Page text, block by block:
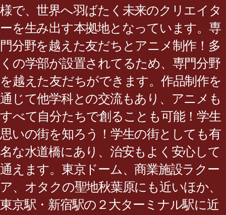
様で、世界へ羽ばたく未来のクリエイタ
ーを生み出す本拠地となっています。専
門分野を越えた友だちとアニメ制作！多
くの学部が設置されてるため、専門分野
を越えた友だちができます。作品制作を
通じて他学科との交流もあり、アニメも
すべて自分たちで創ることも可能！学生
思いの街を知ろう！学生の街としても有
名な水道橋にあり、治安もよく安心して
通えます。東京ドーム、商業施設ラクー
ア、オタクの聖地秋葉原にも近いほか、
東京駅・新宿駅の２大ターミナル駅に近